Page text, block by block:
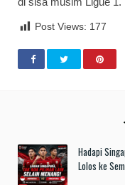
Post Views: 177
Hadapi
Lolos ke